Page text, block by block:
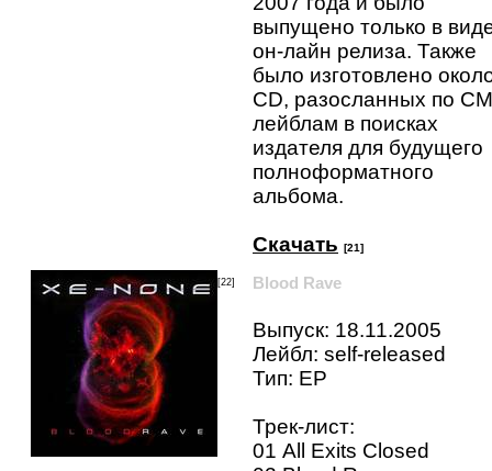
выпущено только в
он-лайн релиза. Также
было изготовлено
CD, разосланных по
лейблам в поисках
издателя для будущего
полноформатного
альбома.
Скачать [21]
[22] Blood Rave
Выпуск: 18.11.2005
Лейбл: self-released
Тип: EP
Трек-лист:
01 All Exits Closed